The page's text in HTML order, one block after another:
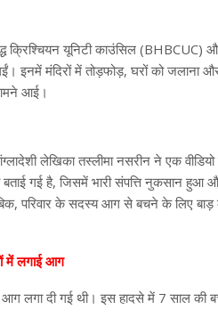
यूनिटी काउंसिल (BHBCUC)
मंदिरों में तोड़फोड़, घरों को जलाना और
आई।
लेखिका तस्लीमा नसरीन ने एक वीडियो
गई है, जिसमें भारी संपत्ति नुकसान हुआ
परिवार के सदस्य आग से बचने के लिए बाड़
में लगाई आग
लगा दी गई थी। इस हादसे में 7 साल की